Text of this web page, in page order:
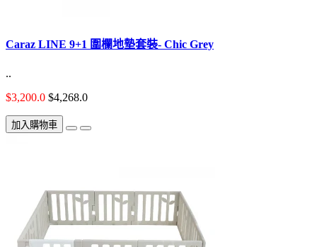
Caraz LINE 9+1 圍欄地墊套裝- Chic Grey
..
$3,200.0 $4,268.0
加入購物車